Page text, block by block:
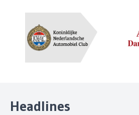
Headlines